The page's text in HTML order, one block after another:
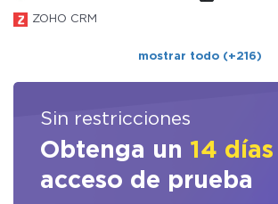
ZOHO CRM
mostrar todo (+216)
Sin restricciones
Obtenga un 14 días
acceso de prueba